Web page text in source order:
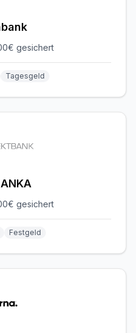
gesichert
Tagesgeld
gesichert
Festgeld